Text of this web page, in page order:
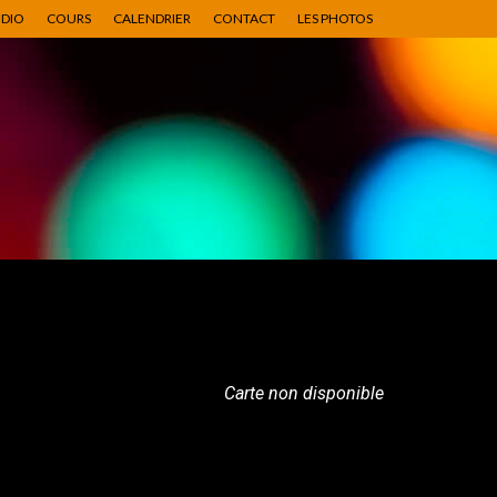
COURS CALENDRIER CONTACT LES PHOTOS
Carte non disponible